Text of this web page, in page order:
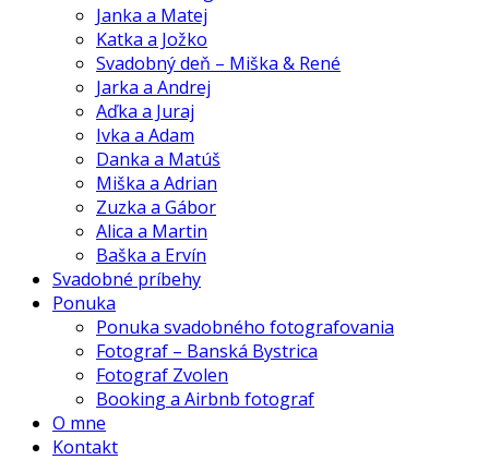
Janka a Matej
Katka a Jožko
Svadobný deň – Miška & René
Jarka a Andrej
Aďka a Juraj
Ivka a Adam
Danka a Matúš
Miška a Adrian
Zuzka a Gábor
Alica a Martin
Baška a Ervín
Svadobné príbehy
Ponuka
Ponuka svadobného fotografovania
Fotograf – Banská Bystrica
Fotograf Zvolen
Booking a Airbnb fotograf
O mne
Kontakt